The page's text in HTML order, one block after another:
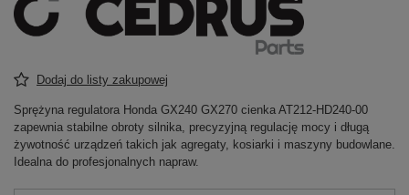
Dodaj do listy zakupowej
Sprężyna regulatora Honda GX240 GX270 cienka AT212-HD240-00
zapewnia stabilne obroty silnika, precyzyjną regulację mocy i długą
żywotność urządzeń takich jak agregaty, kosiarki i maszyny budowlane.
Idealna do profesjonalnych napraw.